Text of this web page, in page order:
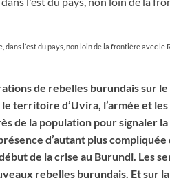
l’est du pays, non loin de la frontière avec le
de rebelles burundais sur
territoire d’Uvira, l’armée et
de la population pour signaler
d’autant plus compliquée
de la crise au Burundi. Les
rebelles burundais. Et sur